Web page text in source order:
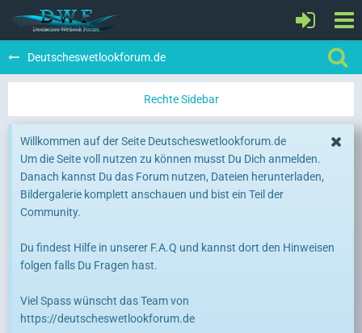
Deutscheswetlookforum.de
Willkommen auf der Seite Deutscheswetlookforum.de
Um die Seite voll nutzen zu können musst Du Dich anmelden.
Danach kannst Du das Forum nutzen, Dateien herunterladen,
Bildergalerie komplett anschauen und bist ein Teil der
Community.
Du findest Hilfe in unserer F.A.Q und kannst dort den Hinweisen
folgen falls Du Fragen hast.
Viel Spass wünscht das Team von
https://deutscheswetlookforum.de